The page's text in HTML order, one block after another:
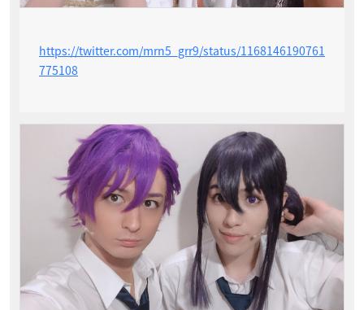
https://twitter.com/mrn5_grr9/status/1168146190761
775108